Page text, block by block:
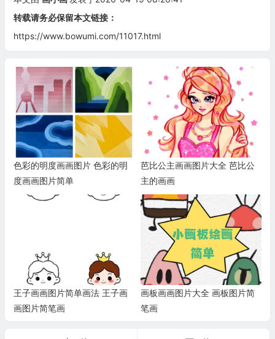
转载请务必保留本文链接：
https://www.bowumi.com/11017.html
色彩的明度画画图片 色彩的明
度画画图片简单
芭比公主画画图片大全 芭比公
主的画画
王子画画图片简单画法 王子画
画图片简笔画
画板画画图片大全 画板图片简
笔画